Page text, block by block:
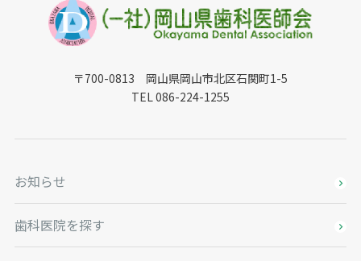
〒700-0813 岡山県岡山市北区石関町1-5
TEL 086-224-1255
お知らせ
歯科医院を探す